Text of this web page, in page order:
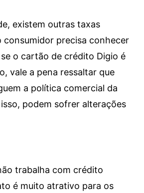
existem outras taxas
consumidor precisa conhecer
o cartão de crédito Digio é
vale a pena ressaltar que
a política comercial da
podem sofrer alterações
trabalha com crédito
é muito atrativo para os